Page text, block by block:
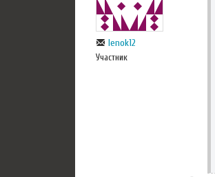
lenok12
Участник